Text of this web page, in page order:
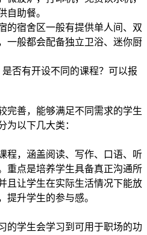
自助餐。
的宿舍区一般有提供单人间、双
一般都会配备独立卫浴、迷你厨
否有开设不同的课程？可以报
完善，能够满足不同需求的学生
为以下几大类：
程，涵盖阅读、写作、口语、听
重点是培养学生具备真正沟通所
且让学生在实际生活情况下能放
提升学生的参与感。
的学生会学习到可用于职场的功